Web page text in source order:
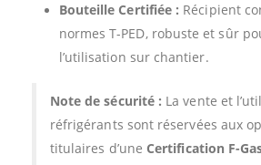
Bouteille Certifiée : Récipient
normes T-PED, robuste et sûr
l’utilisation sur chantier.
Note de sécurité : La vente et
réfrigérants sont réservées aux
titulaires d’une Certification F-